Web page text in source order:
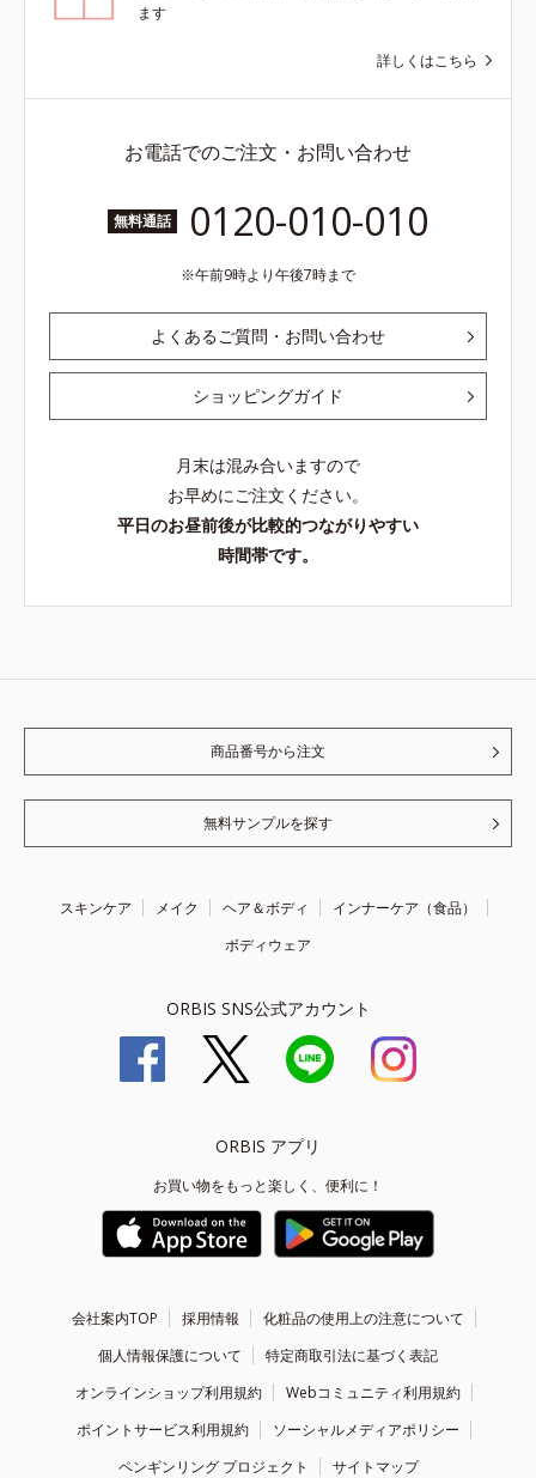
ます
詳しくはこちら
お電話でのご注文・お問い合わせ
無料通話 0120-010-010
午前9時より午後7時まで
よくあるご質問・お問い合わせ
ショッピングガイド
月末は混み合いますので
お早めにご注文ください。
平日のお昼前後が比較的つながりやすい
時間帯です。
商品番号から注文
無料サンプルを探す
スキンケア メイク ヘア＆ボディ
インナーケア（食品）
ボディウェア
ORBIS SNS公式アカウント
ORBIS アプリ
お買い物をもっと楽しく、便利に！
会社案内TOP 採用情報
化粧品の使用上の注意について
個人情報保護について
特定商取引法に基づく表記
オンラインショップ利用規約
Webコミュニティ利用規約
ポイントサービス利用規約
ソーシャルメディアポリシー
ペンギンリング プロジェクト
サイトマップ